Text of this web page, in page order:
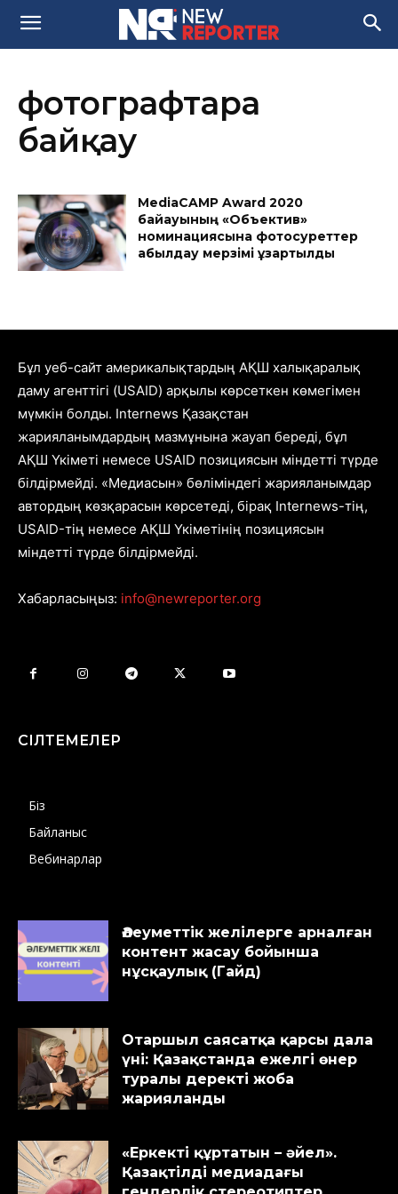
фотографтарға
байқау
MediaCAMP Award 2020
байқауының «Объектив»
номинациясына фотосуреттер
қабылдау мерзімі ұзартылды
Бұл уеб-сайт америкалықтардың АҚШ халықаралық
даму агенттігі (USAID) арқылы көрсеткен көмегімен
мүмкін болды. Internews Қазақстан
жарияланымдардың мазмұнына жауап береді, бұл
АҚШ Үкіметі немесе USAID позициясын міндетті түрде
білдірмейді. «Медиасын» бөліміндегі жарияланымдар
автордың көзқарасын көрсетеді, бірақ Internews-тің,
USAID-тің немесе АҚШ Үкіметінің позициясын
міндетті түрде білдірмейді.
Хабарласыңыз: info@newreporter.org
СІЛТЕМЕЛЕР
Біз
Байланыс
Вебинарлар
Әлеуметтік желілерге арналған
контент жасау бойынша
нұсқаулық (Гайд)
Отаршыл саясатқа қарсы дала
үні: Қазақстанда ежелгі өнер
туралы деректі жоба
жарияланды
«Еркекті құртатын – әйел».
Қазақтілді медиадағы